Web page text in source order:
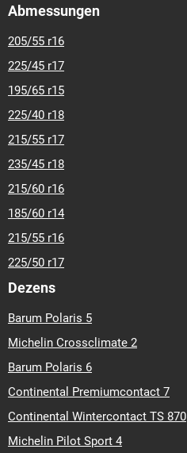
Abmessungen
205/55 r16
225/45 r17
195/65 r15
225/40 r18
215/55 r17
235/45 r18
215/60 r16
185/60 r14
215/55 r16
225/50 r17
Dezens
Barum Polaris 5
Michelin Crossclimate 2
Barum Polaris 6
Continental Premiumcontact 7
Continental Wintercontact TS 870
Michelin Pilot Sport 4